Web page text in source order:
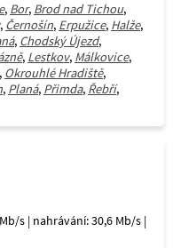
, Bor, Brod nad Tichou,
, Černošín, Erpužice, Halže,
, Chodský Újezd,
, Lestkov, Málkovice,
, Okrouhlé Hradiště,
, Planá, Přimda, Řebří,
s | nahrávání: 30,6 Mb/s |